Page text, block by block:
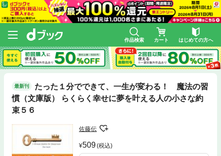
作品検索 カート はじめての方へ
最新刊
たった１分でできて、一生が変わる！ 魔法の習
慣（文庫版） らくらく幸せに夢を叶える人の小さな約
束５６
佐藤伝
509(税込)